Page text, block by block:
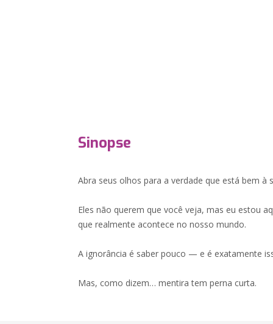
Sinopse
Abra seus olhos para a verdade que está bem à
Eles não querem que você veja, mas eu estou
que realmente acontece no nosso mundo.
A ignorância é saber pouco — e é exatamente
Mas, como dizem… mentira tem perna curta.